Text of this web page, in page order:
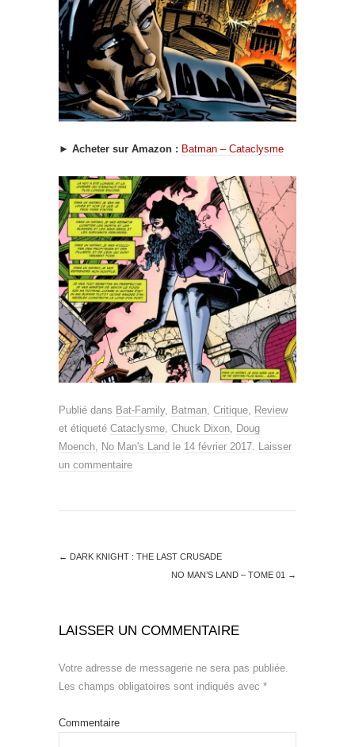
► Acheter sur Amazon : Batman – Cataclysme
Publié dans Bat-Family, Batman, Critique, Review
et étiqueté Cataclysme, Chuck Dixon, Doug
Moench, No Man's Land le 14 février 2017. Laisser
un commentaire
← DARK KNIGHT : THE LAST CRUSADE
NO MAN’S LAND – TOME 01
→
LAISSER UN COMMENTAIRE
Votre adresse de messagerie ne sera pas publiée.
Les champs obligatoires sont indiqués avec *
Commentaire